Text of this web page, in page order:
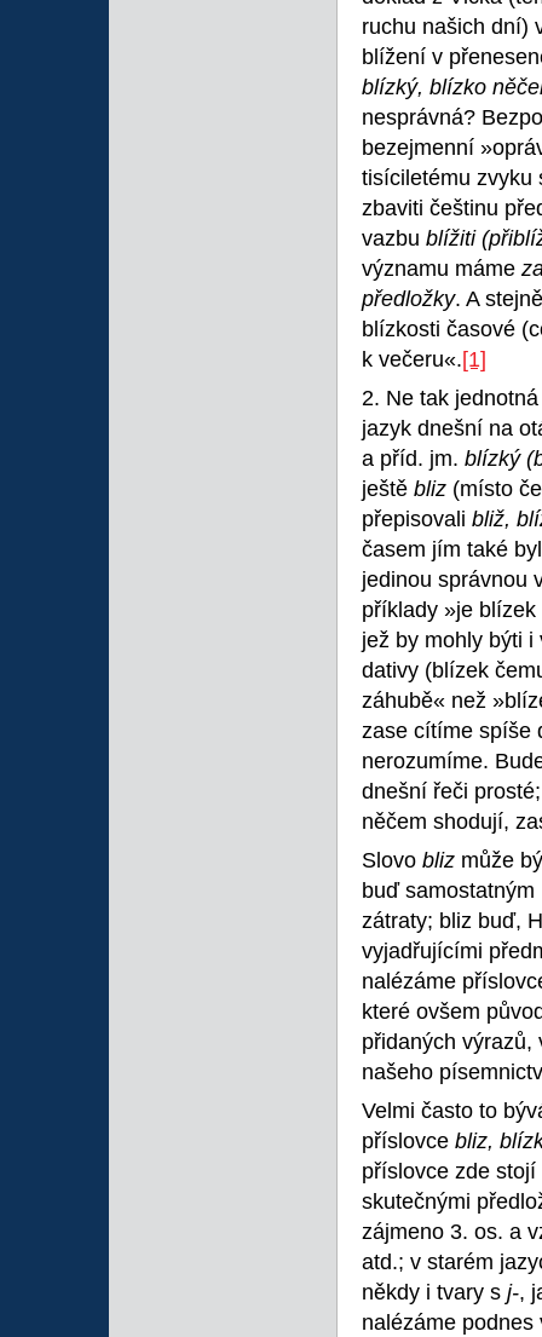
ruchu našich dní)
blížení v
blízký, blízko
nesprávná?
bezejmenní
tisíciletému zvyku
zbaviti češtinu
vazbu blížiti
významu máme
předložky. A
blízkosti časové
k večeru«.[1]
2. Ne tak
jazyk dnešní na
a příd. jm. blízký
ještě bliz (místo
přepisovali bliž,
časem jím také
jedinou správnou
příklady »je
jež by mohly býti
dativy (blízek
záhubě« než
zase cítíme spíše
nerozumíme.
dnešní řeči
něčem shodují,
Slovo bliz může
buď
zátraty; bliz buď,
vyjadřujícími
nalézáme
které ovšem
přidaných
našeho
Velmi často to
příslovce bliz,
příslovce zde
skutečnými
zájmeno 3. os. a
atd.; v starém
někdy i tvary s j-,
nalézáme